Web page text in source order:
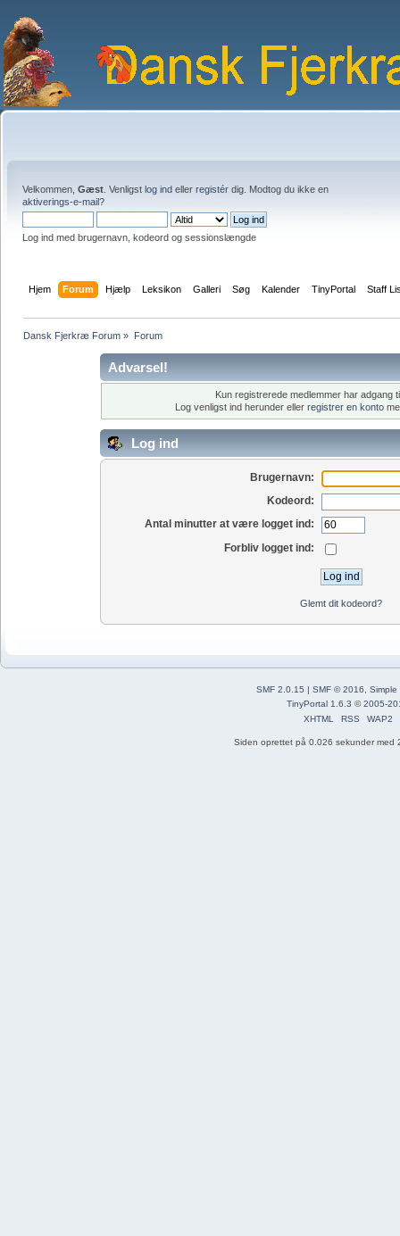
Velkommen, Gæst . Venligst log ind eller registér dig. Modtog du ikke en
aktiverings-e-mail?
Log ind med brugernavn, kodeord og sessionslængde
Hjem Forum Hjælp Leksikon Galleri Søg Kalender TinyPortal Staff
Dansk Fjerkræ Forum » Forum
Advarsel!
Kun registrerede medlemmer har adgang
Log venligst ind herunder eller registrer en konto
Log ind
Brugernavn:
Kodeord:
Antal minutter at være logget ind:
Forbliv logget ind:
Glemt dit kodeord?
SMF 2.0.15 | SMF © 2016
Simple
TinyPortal 1.6.3 ©2005-
XHTML
RSS WAP2
Siden oprettet på 0.026 sekunder med